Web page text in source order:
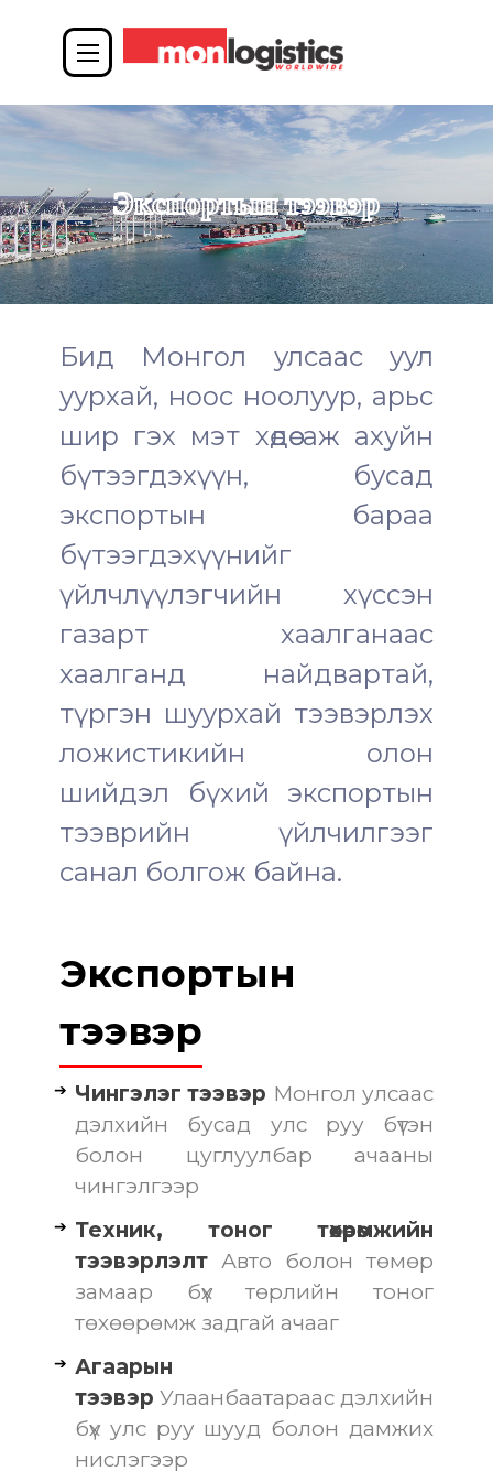
Экспортын тээвэр
Бид Монгол улсаас уул
уурхай, ноос ноолуур, арьс
шир гэх мэт хөдөө аж ахуйн
бүтээгдэхүүн, бусад
экспортын бараа
бүтээгдэхүүнийг
үйлчлүүлэгчийн хүссэн
газарт хаалганаас
хаалганд найдвартай,
түргэн шуурхай тээвэрлэх
ложистикийн олон
шийдэл бүхий экспортын
тээврийн үйлчилгээг
санал болгож байна.
Экспортын
тээвэр
Чингэлэг тээвэр Монгол улсаас
дэлхийн бусад улс руу бүтэн
болон цуглуулбар ачааны
чингэлгээр
Техник, тоног төхөөрөмжийн
тээвэрлэлт Авто болон төмөр
замаар бүх төрлийн тоног
төхөөрөмж задгай ачааг
Агаарын
тээвэр Улаанбаатараас дэлхийн
бүх улс руу шууд болон дамжих
нислэгээр